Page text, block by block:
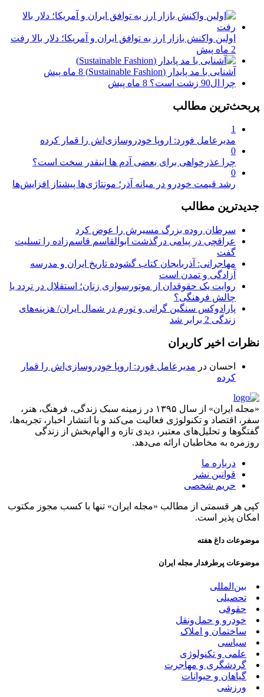
اولین واکنش بازار ارز به توافق ایران و آمریکا؛ دلار بالا رفت
2 ماه پیش
آشنایی با مد پایدار (Sustainable Fashion)
8 ماه پیش
چرا ال90 زشت است؟
8 ماه پیش
پربحث‌ترین مطالب
1
مدیرعامل فورد: اروپا خودروسازی‌اش را قمار کرده
0
چرا عذرخواهی برای بعضی آدم ها اینقدر سخت است؟
0
رشد قیمت خودرو در میانه آذر؛ مونتاژی‌ها پیشتاز افزایش‌ها
جدیدترین مطالب
سرطان روده بزرگ مسیرش را عوض کرد
عراقچی در پیامی درگذشت ابوالقاسم قاسم‌زاده را تسلیت
گفت
مهاجرانی: آذربایجان کتاب گشوده تاریخ ایران و مدرسه
آزادگی و تمدن است
روایت یک حقوقدان از موتورسواری زنان؛ استقلال در تردد یا
چالش فرهنگی؟
پارادوکس سنگین گرانی و تورم در شمال ایران/ هزینه‌های
زندگی 2 برابر ‌شد
نظرات اخیر کاربران
احسان در مدیرعامل فورد: اروپا خودروسازی‌اش را قمار
کرده
«مجله ایران» از سال ۱۳۹۵ در زمینه سبک زندگی، فرهنگ، هنر،
سفر، اقتصاد و تکنولوژی فعالیت می‌کند و با انتشار اخبار، تجربه‌ها،
گفتگوها و تحلیل‌های معتبر، دیدی تازه و الهام‌بخش از زندگی
روزمره به مخاطبان ارائه می‌دهد.
درباره ما
قوانین نشر
حریم شخصی
کپی هر قسمتی از مطالب «مجله ایران» تنها با کسب مجوز مکتوب
امکان پذیر است.
موضوعات داغ هفته
موضوعات پرطرفدار مجله ایران
بین‌المللی
تحصیلی
حقوقی
خودرو و حمل‌و‌نقل
ساختمان و املاک
سیاسی
علمی و تکنولوژی
گردشگری و مهاجرت
گیاهان و حیوانات
ورزشی